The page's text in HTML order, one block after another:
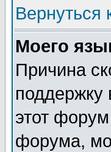
Вернуться
Моего
Причина
поддержку
этот
форума,